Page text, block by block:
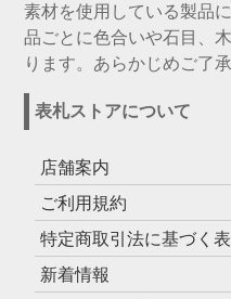
素材を使用している製品
品ごとに色合いや石目、
ります。あらかじめご了承
表札ストアについて
店舗案内
ご利用規約
特定商取引法に基づく
新着情報